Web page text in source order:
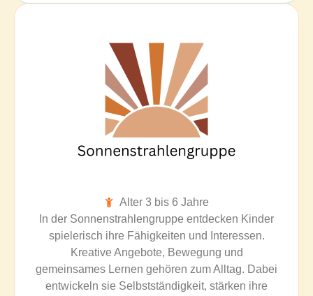
Alter 3 bis 6 Jahre
In der Sonnenstrahlengruppe entdecken Kinder
spielerisch ihre Fähigkeiten und Interessen.
Kreative Angebote, Bewegung und
gemeinsames Lernen gehören zum Alltag. Dabei
entwickeln sie Selbstständigkeit, stärken ihre